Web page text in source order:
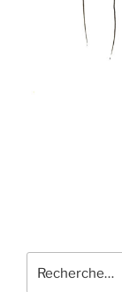
pour